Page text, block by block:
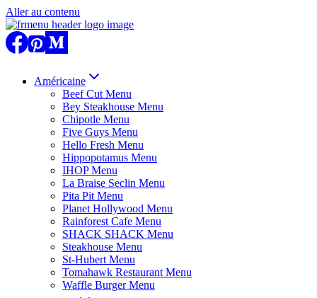
Aller au contenu
Américaine
Beef Cut Menu
Bey Steakhouse Menu
Chipotle Menu
Five Guys Menu
Hello Fresh Menu
Hippopotamus Menu
IHOP Menu
La Braise Seclin Menu
Pita Pit Menu
Planet Hollywood Menu
Rainforest Cafe Menu
SHACK SHACK Menu
Steakhouse Menu
St-Hubert Menu
Tomahawk Restaurant Menu
Waffle Burger Menu